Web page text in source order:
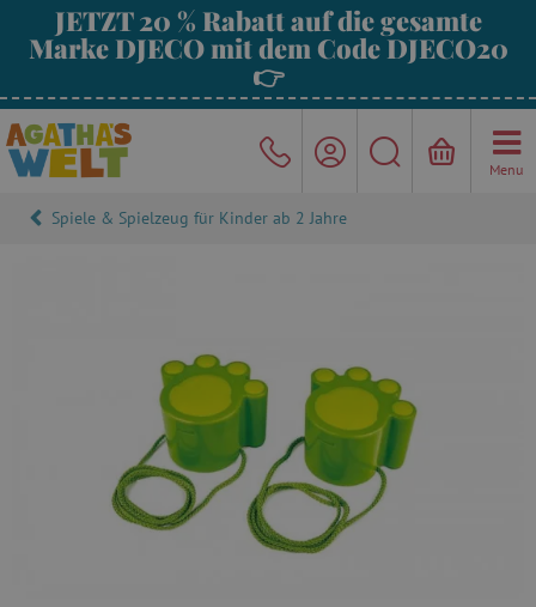
JETZT 20 % Rabatt auf die gesamte
Marke DJECO mit dem Code DJECO20
👉
Menu
Spiele & Spielzeug für Kinder ab 2 Jahre